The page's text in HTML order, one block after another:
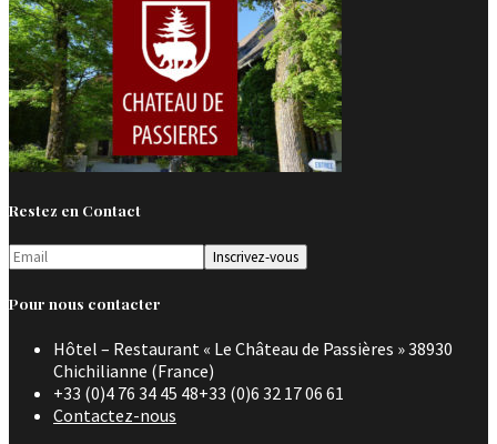
Restez en Contact
Pour nous contacter
Hôtel – Restaurant « Le Château de Passières » 38930
Chichilianne (France)
+33 (0)4 76 34 45 48+33 (0)6 32 17 06 61
Contactez-nous